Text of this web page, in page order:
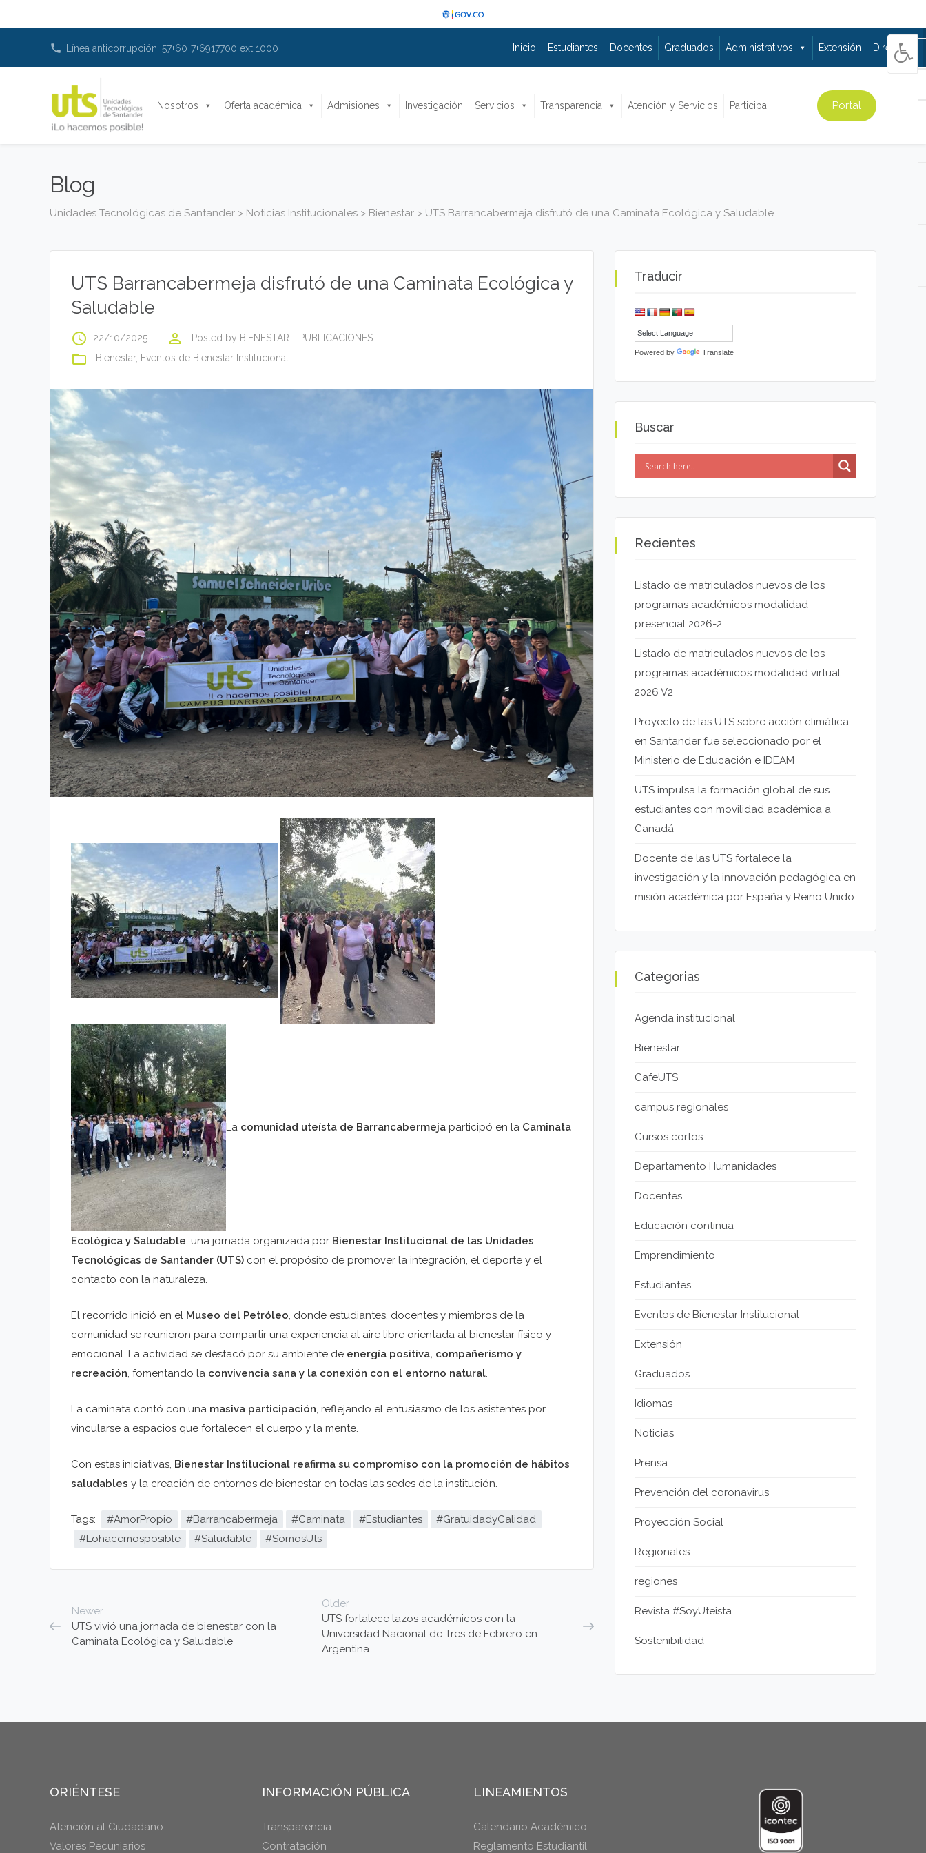
phone Línea anticorrupción: 57+60+7+6917700 ext 1000 Inicio Estudiantes Docentes Graduados Administrativos Extensión Directorio
Nosotros Oferta académica Admisiones Investigación Servicios Transparencia Atención y Servicios Participa Portal
Blog
Unidades Tecnológicas de Santander > Noticias Institucionales > Bienestar > UTS Barrancabermeja disfrutó de una Caminata Ecológica y Saludable
UTS Barrancabermeja disfrutó de una Caminata Ecológica y
Saludable
access_time 22/10/2025 perm_identity Posted by BIENESTAR - PUBLICACIONES
folder_open Bienestar, Eventos de Bienestar Institucional
La comunidad uteísta de Barrancabermeja participó en la Caminata
Ecológica y Saludable, una jornada organizada por Bienestar Institucional de las Unidades
Tecnológicas de Santander (UTS) con el propósito de promover la integración, el deporte y el
contacto con la naturaleza.
El recorrido inició en el Museo del Petróleo, donde estudiantes, docentes y miembros de la
comunidad se reunieron para compartir una experiencia al aire libre orientada al bienestar físico y
emocional. La actividad se destacó por su ambiente de energía positiva, compañerismo y
recreación, fomentando la convivencia sana y la conexión con el entorno natural.
La caminata contó con una masiva participación, reflejando el entusiasmo de los asistentes por
vincularse a espacios que fortalecen el cuerpo y la mente.
Con estas iniciativas, Bienestar Institucional reafirma su compromiso con la promoción de hábitos
saludables y la creación de entornos de bienestar en todas las sedes de la institución.
Tags: #AmorPropio #Barrancabermeja #Caminata #Estudiantes
#GratuidadyCalidad
#Lohacemosposible
#Saludable #SomosUts
Newer
UTS vivió una jornada de bienestar con la
Caminata Ecológica y Saludable
Older
UTS fortalece lazos académicos con la
Universidad Nacional de Tres de Febrero en
Argentina
Traducir
Powered by Translate
Buscar
Recientes
Listado de matriculados nuevos de los
programas académicos modalidad
presencial 2026-2
Listado de matriculados nuevos de los
programas académicos modalidad virtual
2026 V2
Proyecto de las UTS sobre acción climática
en Santander fue seleccionado por el
Ministerio de Educación e IDEAM
UTS impulsa la formación global de sus
estudiantes con movilidad académica a
Canadá
Docente de las UTS fortalece la
investigación y la innovación pedagógica en
misión académica por España y Reino Unido
Categorias
Agenda institucional
Bienestar
CafeUTS
campus regionales
Cursos cortos
Departamento Humanidades
Docentes
Educación continua
Emprendimiento
Estudiantes
Eventos de Bienestar Institucional
Extensión
Graduados
Idiomas
Noticias
Prensa
Prevención del coronavirus
Proyección Social
Regionales
regiones
Revista #SoyUteista
Sostenibilidad
ORIÉNTESE
Atención al Ciudadano
Valores Pecuniarios
INFORMACIÓN PÚBLICA
Transparencia
Contratación
LINEAMIENTOS
Calendario Académico
Reglamento Estudiantil